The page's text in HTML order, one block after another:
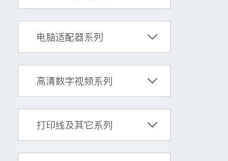
电脑适配器系列
高清数字视频系列
打印线及其它系列